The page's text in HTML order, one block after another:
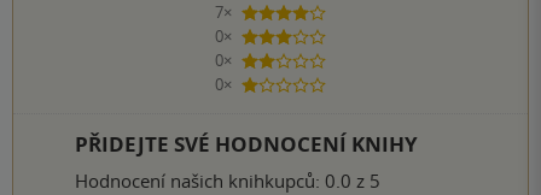
7×
4 hvězdičky
0×
3 hvězdičky
0×
2 hvězdičky
0×
1 hvezdička
PŘIDEJTE SVÉ HODNOCENÍ KNIHY
Hodnocení našich knihkupců: 0.0 z 5